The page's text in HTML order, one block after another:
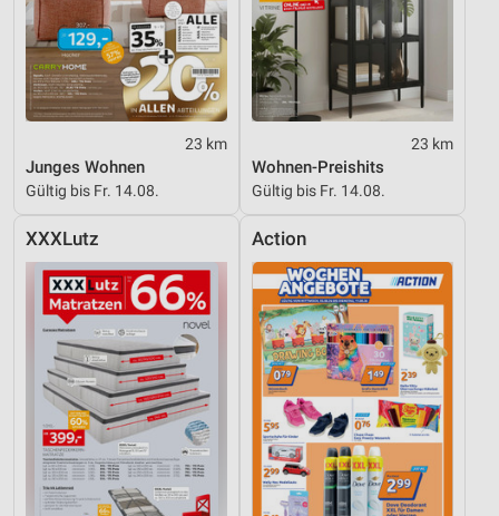
23 km
Junges Wohnen
Gültig bis Fr. 14.08.
23 km
Wohnen-Preishits
Gültig bis Fr. 14.08.
XXXLutz Action